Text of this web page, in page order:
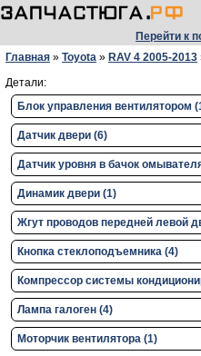
Перейти к
Главная » Toyota » RAV 4 2005-2013
Детали:
Блок управления вентилятором
Датчик двери (6)
Датчик уровня в бачок
Динамик двери (1)
Жгут проводов передней левой
Кнопка стеклоподъемника (4)
Компрессор системы
Лампа галоген (4)
Моторчик вентилятора (1)